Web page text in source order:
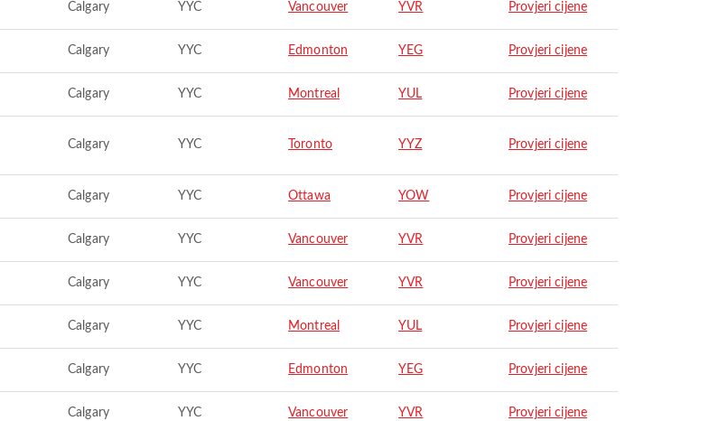
Calgary YYC Vancouver YVR Provjeri cijene
Calgary YYC Edmonton YEG Provjeri cijene
Calgary YYC Montreal YUL Provjeri cijene
Calgary YYC Toronto YYZ Provjeri cijene
Calgary YYC Ottawa YOW Provjeri cijene
Calgary YYC Vancouver YVR Provjeri cijene
Calgary YYC Vancouver YVR Provjeri cijene
Calgary YYC Montreal YUL Provjeri cijene
Calgary YYC Edmonton YEG Provjeri cijene
Calgary YYC Vancouver YVR Provjeri cijene